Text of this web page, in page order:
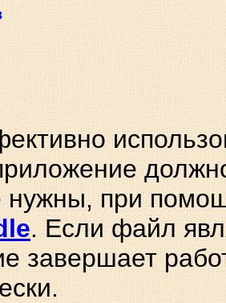
при
. Если файл
завершает